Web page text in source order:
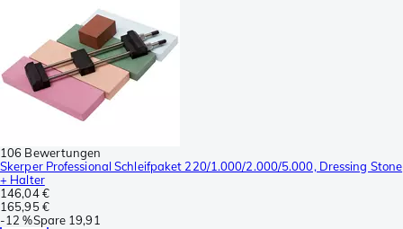
106 Bewertungen
Skerper Professional Schleifpaket 220/1.000/2.000/5.000, Dressing Stone
+ Halter
146,04 €
165,95 €
-12 %Spare 19,91